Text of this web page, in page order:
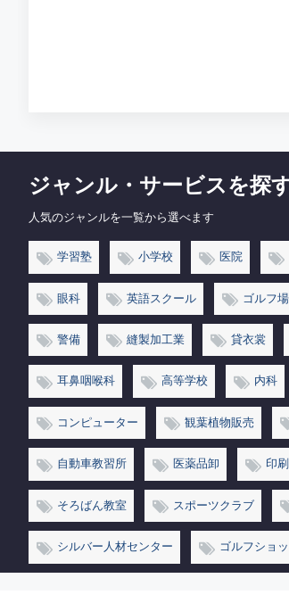
ジャンル・サービスを探
人気のジャンルを一覧から選べます
学習塾 小学校 医院
眼科 英語スクール ゴルフ場
警備 縫製加工業 貸衣裳
耳鼻咽喉科 高等学校 内科
コンピューター 観葉植物販売
自動車教習所 医薬品卸 印刷
そろばん教室 スポーツクラブ
シルバー人材センター ゴルフショ